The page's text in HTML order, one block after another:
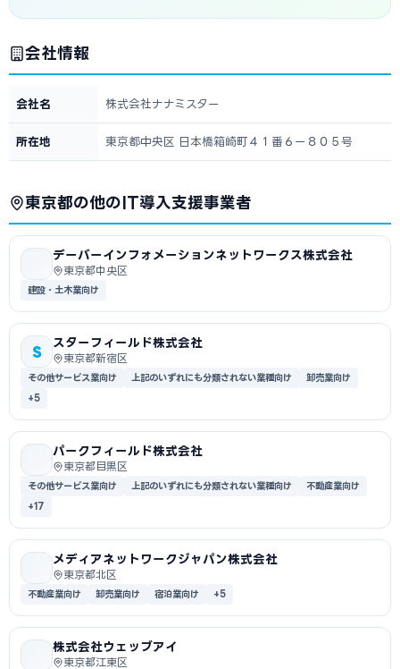
会社情報
会社名 株式会社ナナミスター
所在地 東京都中央区 日本橋箱崎町４１番６ー８０５号
東京都の他のIT導入支援事業者
デーバーインフォメーションネットワークス株式会社
東京都中央区
建設・土木業向け
S
スターフィールド株式会社
東京都新宿区
その他サービス業向け 上記のいずれにも分類されない業種向け
卸売業向け
+5
パークフィールド株式会社
東京都目黒区
その他サービス業向け 上記のいずれにも分類されない業種向け
不動産業向け
+17
メディアネットワークジャパン株式会社
東京都北区
不動産業向け 卸売業向け 宿泊業向け +5
株式会社ウェッブアイ
東京都江東区